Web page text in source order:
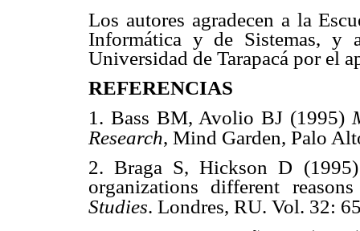
Los autores agradecen a la
Informática y de Sistemas,
Universidad de Tarapacá por el
REFERENCIAS
1. Bass BM, Avolio BJ (1995)
Research, Mind Garden, Palo
2. Braga S, Hickson D
organizations different
Studies. Londres, RU. Vol. 32: